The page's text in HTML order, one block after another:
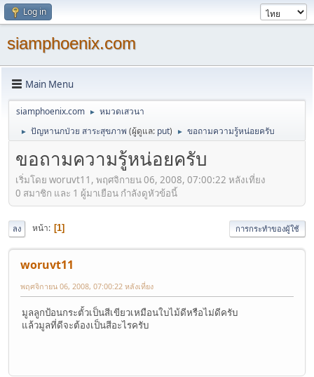
Log in
siamphoenix.com
Main Menu
siamphoenix.com ► หมวดเสวนา
► ปัญหานกป่วย สาระสุขภาพ (ผู้ดูแล: put) ► ขอถามความรู้หน่อยครับ
ขอถามความรู้หน่อยครับ
เริ่มโดย woruvt11, พฤศจิกายน 06, 2008, 07:00:22 หลังเที่ยง
0 สมาชิก และ 1 ผู้มาเยือน กำลังดูหัวข้อนี้
ลง หน้า 1 การกระทำของผู้ใช้
woruvt11
พฤศจิกายน 06, 2008, 07:00:22 หลังเที่ยง
มูลลูกป้อนกระตั้วเป็นสีเขียวเหมือนใบไม้ดีหรือไม่ดีครับ
แล้วมูลที่ดีจะต้องเป็นสีอะไรครับ